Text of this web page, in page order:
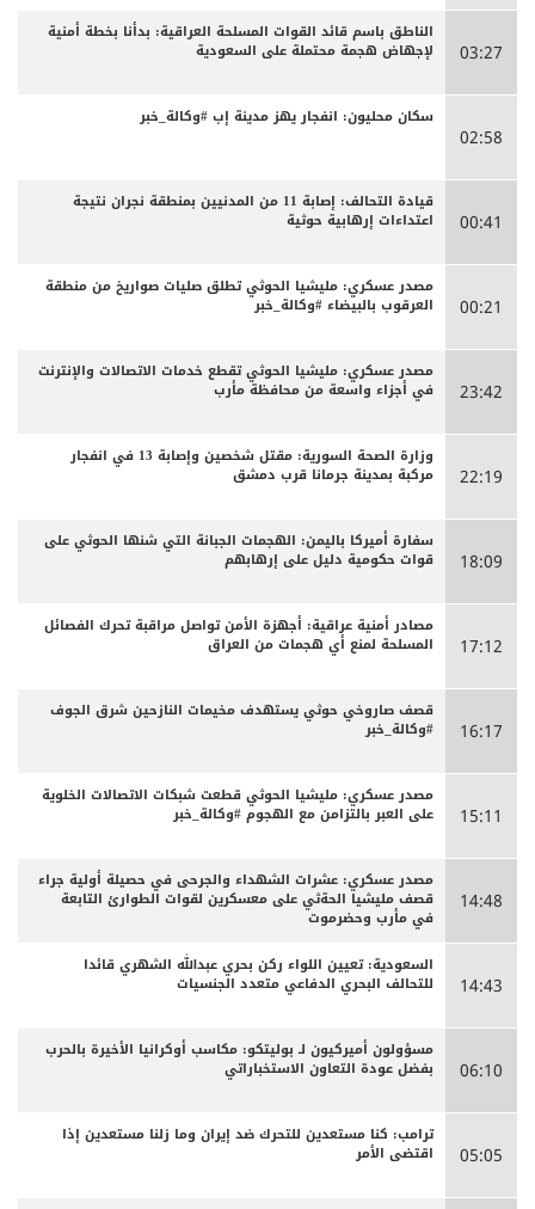
03:27
الناطق باسم قائد القوات المسلحة العراقية: بدأنا بخطة أمنية
لإجهاض هجمة محتملة على السعودية
02:58
سكان محليون: انفجار يهز مدينة إب #وكالة_خبر
00:41
قيادة التحالف: إصابة 11 من المدنيين بمنطقة نجران نتيجة
اعتداءات إرهابية حوثية
00:21
مصدر عسكري: مليشيا الحوثي تطلق صليات صواريخ من منطقة
العرقوب بالبيضاء #وكالة_خبر
23:42
مصدر عسكري: مليشيا الحوثي تقطع خدمات الاتصالات والإنترنت
في أجزاء واسعة من محافظة مأرب
22:19
وزارة الصحة السورية: مقتل شخصين وإصابة 13 في انفجار
مركبة بمدينة جرمانا قرب دمشق
18:09
سفارة أميركا باليمن: الهجمات الجبانة التي شنها الحوثي على
قوات حكومية دليل على إرهابهم
17:12
مصادر أمنية عراقية: أجهزة الأمن تواصل مراقبة تحرك الفصائل
المسلحة لمنع أي هجمات من العراق
16:17
قصف صاروخي حوثي يستهدف مخيمات النازحين شرق الجوف
#وكالة_خبر
15:11
مصدر عسكري: مليشيا الحوثي قطعت شبكات الاتصالات الخلوية
على العبر بالتزامن مع الهجوم #وكالة_خبر
14:48
مصدر عسكري: عشرات الشهداء والجرحى ‏في حصيلة أولية جراء
قصف مليشيا الحةثي على معسكرين لقوات الطوارئ التابعة
في مأرب وحضرموت
14:43
السعودية: تعيين اللواء ركن بحري عبدالله الشهري قائدا
للتحالف البحري الدفاعي متعدد الجنسيات
06:10
مسؤولون أميركيون لـ بوليتكو: مكاسب أوكرانيا الأخيرة بالحرب
بفضل عودة التعاون الاستخباراتي
05:05
ترامب: كنا مستعدين للتحرك ضد إيران وما زلنا مستعدين إذا
اقتضى الأمر